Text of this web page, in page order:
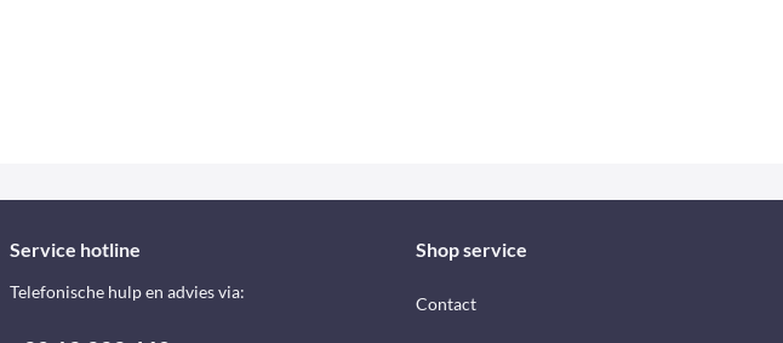
Service hotline
Telefonische hulp en advies via:
Shop service
Contact